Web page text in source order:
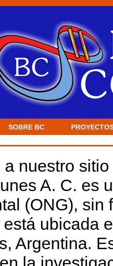
SOBRE BC
nuestro
A. C. es
(ONG), sin
ubicada
Argentina.